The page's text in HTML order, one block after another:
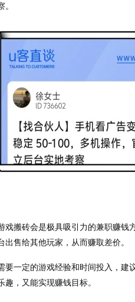
戏搬砖会是极具吸引力的兼职赚钱
售给其他玩家，从而赚取差价。
要一定的游戏经验和时间投入，建
，又能实现赚钱目标。